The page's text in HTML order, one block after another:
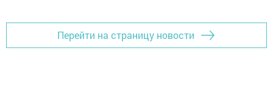
Перейти на страницу новости